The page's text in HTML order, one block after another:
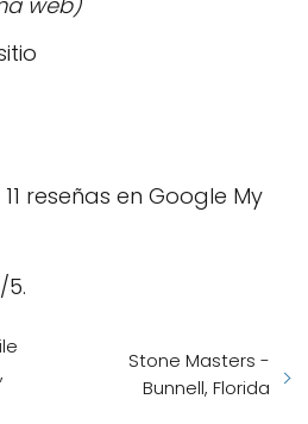
reseñas en Google My
5.
Stone Masters -
Bunnell, Florida